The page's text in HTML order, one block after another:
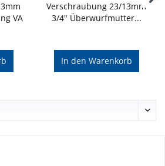
VA
Verschraubung 23/13mm
3/4" Überwurfmutter...
In den Warenkorb